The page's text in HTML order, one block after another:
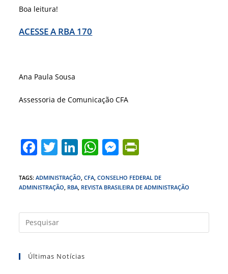
Boa leitura!
ACESSE A RBA 170
Ana Paula Sousa
Assessoria de Comunicação CFA
F
c
e
b
o
k
T
itt
er
Li
k
e
dI
n
W
at
s
A
p
M
ss
e
n
g
tF
ri
e
n
TAGS:ADMINISTRAÇÃO CFA CONSELHO FEDERAL DE
ADMINISTRAÇÃO RBA REVISTA BRASILEIRA DE ADMINISTRAÇÃO
a
Últimas Notícias